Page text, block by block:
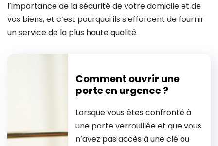
l’importance de la sécurité de votre domicile et de
vos biens, et c’est pourquoi ils s’efforcent de fournir
un service de la plus haute qualité.
Comment ouvrir une
porte en urgence ?
Lorsque vous êtes confronté à
une porte verrouillée et que vous
n’avez pas accès à une clé ou